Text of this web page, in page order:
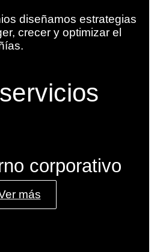
diseñamos estrategias
crecer y optimizar el
corporativo
más